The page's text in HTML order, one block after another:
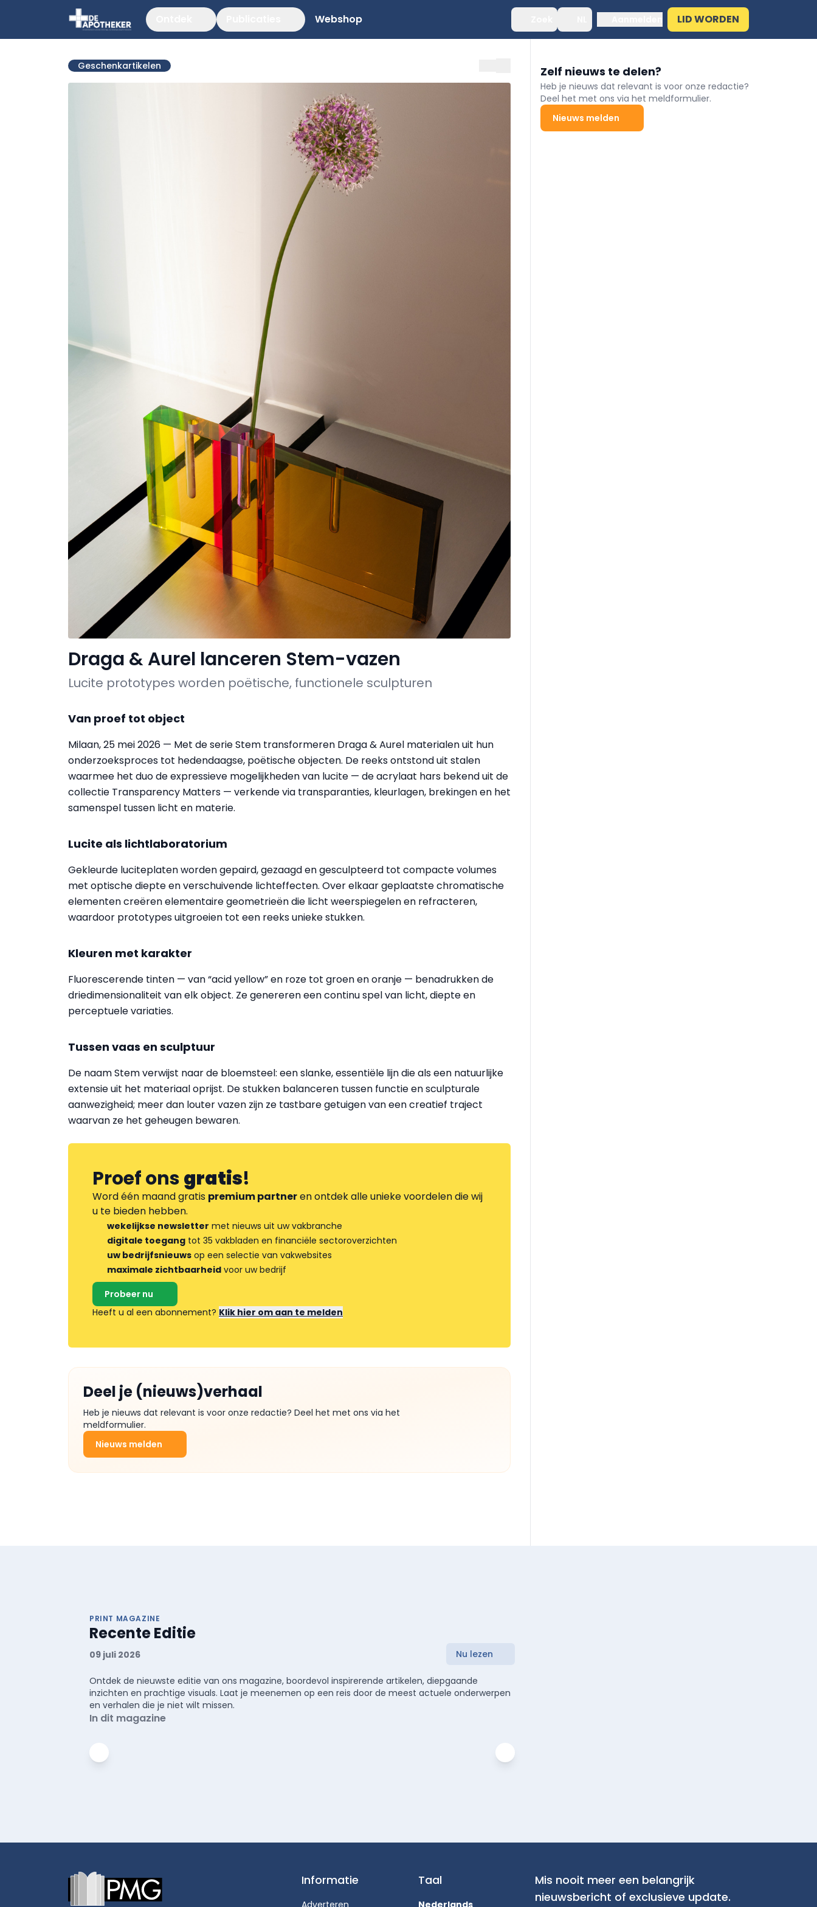
Webshop LID WORDEN
Geschenkartikelen
Draga & Aurel lanceren Stem-vazen
Lucite prototypes worden poëtische, functionele sculpturen
Van proef tot object
Milaan, 25 mei 2026 — Met de serie Stem transformeren Draga & Aurel materialen uit hun
onderzoeksproces tot hedendaagse, poëtische objecten. De reeks ontstond uit stalen
waarmee het duo de expressieve mogelijkheden van lucite — de acrylaat hars bekend uit de
collectie Transparency Matters — verkende via transparanties, kleur­lagen, brekingen en het
samenspel tussen licht en materie.
Lucite als lichtlaboratorium
Gekleurde luciteplaten worden gepaird, gezaagd en gesculpteerd tot compacte volumes
met optische diepte en verschuivende lichteffecten. Over elkaar geplaatste chromatische
elementen creëren elementaire geometrieën die licht weerspiegelen en refracteren,
waardoor prototypes uitgroeien tot een reeks unieke stukken.
Kleuren met karakter
Fluorescerende tinten — van “acid yellow” en roze tot groen en oranje — benadrukken de
driedimensionaliteit van elk object. Ze genereren een continu spel van licht, diepte en
perceptuele variaties.
Tussen vaas en sculptuur
De naam Stem verwijst naar de bloemsteel: een slanke, essentiële lijn die als een natuurlijke
extensie uit het materiaal oprijst. De stukken balanceren tussen functie en sculpturale
aanwezigheid; meer dan louter vazen zijn ze tastbare getuigen van een creatief traject
waarvan ze het geheugen bewaren.
Proef onsgratis!
Word één maand gratis premium partneren ontdek alle unieke voordelen die wij
u te bieden hebben.
wekelijkse newsletter met nieuws uit uw vakbranche
digitale toegang tot 35 vakbladen en financiële sectoroverzichten
uw bedrijfsnieuws op een selectie van vakwebsites
maximale zichtbaarheid voor uw bedrijf
Probeer nu
Heeft u al een abonnement? Klik hier om aan te melden
Deel je (nieuws)verhaal
Heb je nieuws dat relevant is voor onze redactie? Deel het met ons via het
meldformulier.
Nieuws melden
Zelf nieuws te delen?
Heb je nieuws dat relevant is voor onze redactie?
Deel het met ons via het meldformulier.
Nieuws melden
PRINT MAGAZINE
Recente Editie
09 juli 2026 Nu lezen
Ontdek de nieuwste editie van ons magazine, boordevol inspirerende artikelen, diepgaande
inzichten en prachtige visuals. Laat je meenemen op een reis door de meest actuele onderwerpen
en verhalen die je niet wilt missen.
In dit magazine
Informatie Taal
Mis nooit meer een belangrijk
nieuwsbericht of exclusieve update.